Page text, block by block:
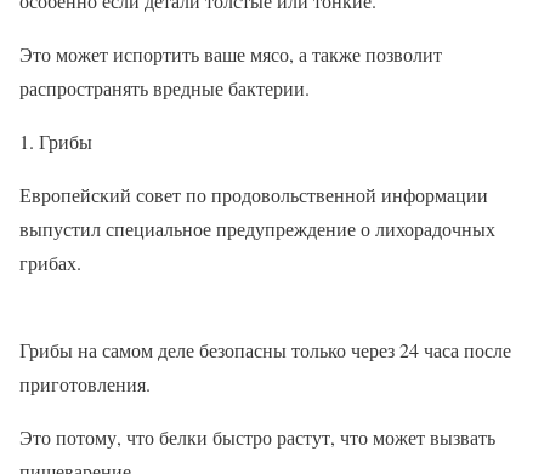
Это может испортить ваше мясо, а также позволит
распространять вредные бактерии.
Грибы
Европейский совет по продовольственной информации
выпустил специальное предупреждение о лихорадочных
грибах.
Грибы на самом деле безопасны только через 24 часа после
приготовления.
Это потому, что белки быстро растут, что может вызвать